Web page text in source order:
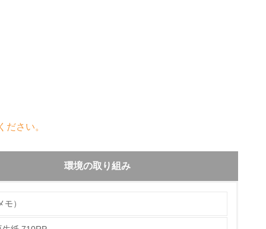
さい。
環境の取り組み
）